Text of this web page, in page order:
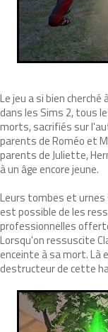
Le jeu a si bien
dans les Sims 2, tous
morts, sacrifiés sur
parents de Roméo et
parents de Juliette,
à un âge encore jeune.
Leurs tombes et
est possible de les
professionnelles
Lorsqu'on ressuscite
enceinte à sa mort. Là
destructeur de cette